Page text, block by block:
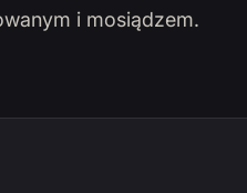
i mosiądzem.